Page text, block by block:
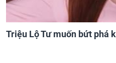
Triệu Lộ Tư muốn bứt phá